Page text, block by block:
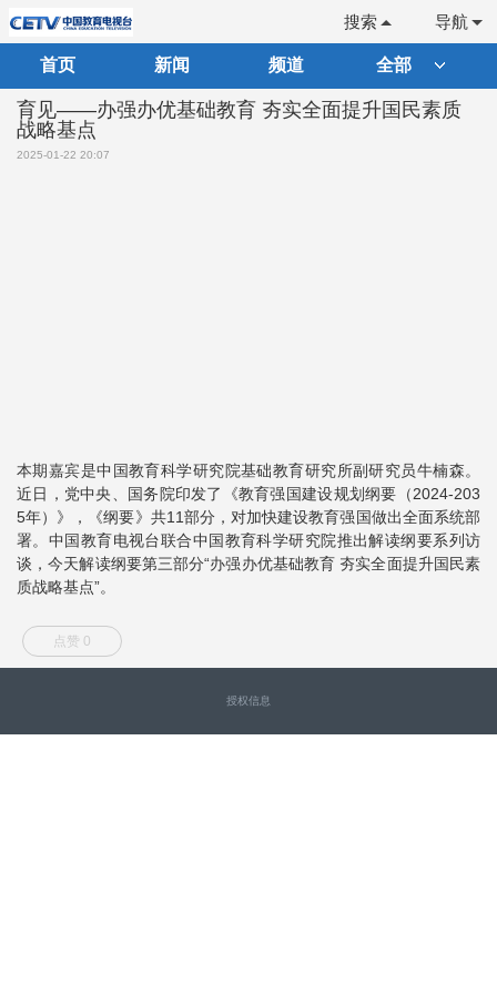
导航
搜索
首页 新闻 频道 全部
育见——办强办优基础教育 夯实全面提升国民素质
战略基点
2025-01-22 20:07
本期嘉宾是中国教育科学研究院基础教育研究所副研究员牛楠森。
近日，党中央、国务院印发了《教育强国建设规划纲要（2024-203
5年）》，《纲要》共11部分，对加快建设教育强国做出全面系统部
署。中国教育电视台联合中国教育科学研究院推出解读纲要系列访
谈，今天解读纲要第三部分“办强办优基础教育 夯实全面提升国民素
质战略基点”。
点赞 0
授权信息